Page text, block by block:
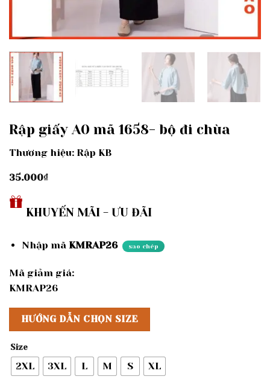
Rập giấy A0 mã 1658- bộ đi chùa
Thương hiệu: Rập KB
35.000₫
KHUYẾN MÃI - ƯU ĐÃI
Nhập mã KMRAP26 sao chép
Mã giảm giá:
KMRAP26
HƯỚNG DẪN CHỌN SIZE
Size
2XL 3XL L M S XL